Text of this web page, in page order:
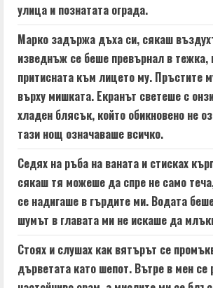
улица и познатата ограда.
Марко задържа дъха си, сякаш
изведнъж се беше превърнал в тежка,
притисната към лицето му. Пръстите
върху мишката. Екранът светеше с
хладен блясък, който обикновено не
тази нощ означаваше всичко.
Седях на ръба на ваната и стисках
сякаш тя можеше да спре не само
се надигаше в гърдите ми. Водата
шумът в главата ми не искаше да
Стоях и слушах как вятърът се
дърветата като шепот. Вътре в мен се